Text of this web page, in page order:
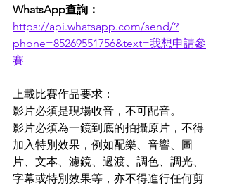
WhatsApp查詢：
https://api.whatsapp.com/send/?
phone=85269551756&text=我想申請參
賽
上載比賽作品要求：
影片必須是現場收音，不可配音。
影片必須為一鏡到底的拍攝原片，不得
加入特別效果，例如配樂、音響、圖
片、文本、濾鏡、過渡、調色、調光、
字幕或特別效果等，亦不得進行任何剪